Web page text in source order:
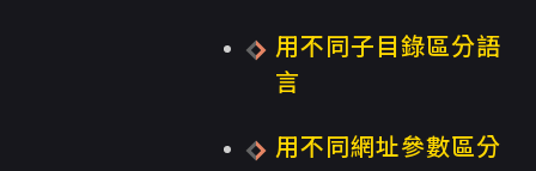
用不同子目錄區分語
言
用不同網址參數區分